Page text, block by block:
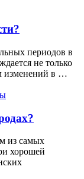
периодов в
не только
изменений в …
из самых
хорошей